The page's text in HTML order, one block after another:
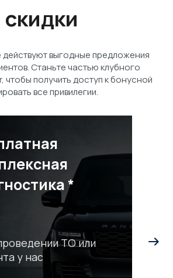
выгодные предложения
Станьте частью клубного
чтобы получить доступ к бонусной
все привилегии.
*
ТО или
у нас